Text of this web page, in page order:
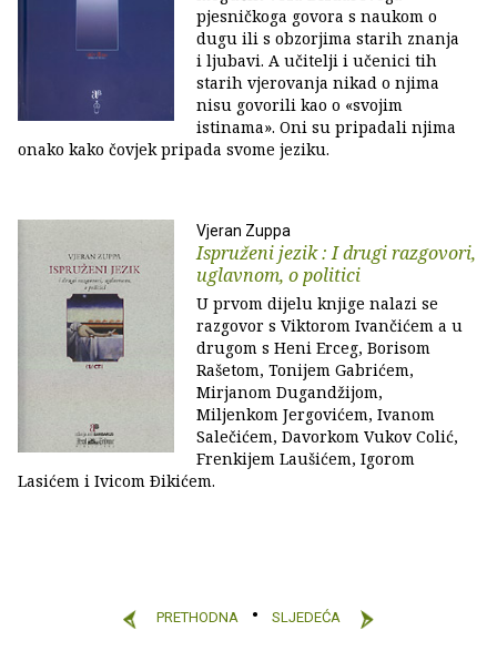
pjesničkoga govora s naukom o
dugu ili s obzorjima starih znanja
i ljubavi. A učitelji i učenici tih
starih vjerovanja nikad o njima
nisu govorili kao o «svojim
istinama». Oni su pripadali njima
onako kako čovjek pripada svome jeziku.
Vjeran Zuppa
Ispruženi jezik : I drugi razgovori,
uglavnom, o politici
U prvom dijelu knjige nalazi se
razgovor s Viktorom Ivančićem a u
drugom s Heni Erceg, Borisom
Rašetom, Tonijem Gabrićem,
Mirjanom Dugandžijom,
Miljenkom Jergovićem, Ivanom
Salečićem, Davorkom Vukov Colić,
Frenkijem Laušićem, Igorom
Lasićem i Ivicom Ðikićem.
PRETHODNA SLJEDEĆA